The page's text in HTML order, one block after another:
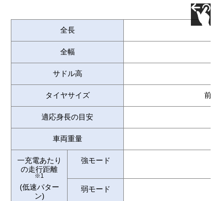
全長
全幅
サドル高
タイヤサイズ 前・
適応身長の目安
車両重量
一充電あたり
の走行距離
※1
(低速パター
ン)
強モード
弱モード